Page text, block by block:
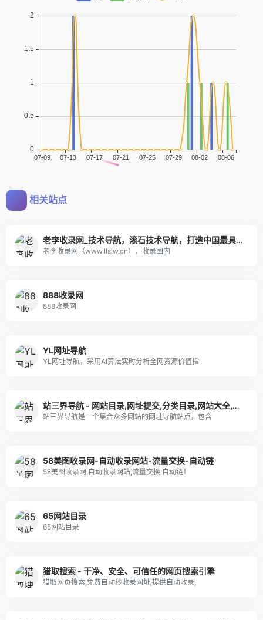
相关站点
老李收录网_技术导航，滚石技术导航，打造中国最具影响力的网站交流和展示平台
老李收录网（www.llslw.cn），收录国内
888收录网
888收录网
YL网址导航
YL网址导航，采用AI算法实时分析全网资源价值指
站三界导航 - 网站目录,网址提交,分类目录,网站大全,名站导航之家
站三界导航是一个集合众多网站的网址导航站点，包含
58美图收录网-自动收录网站-流量交换-自动链
58美图收录网,自动收录网站,流量交换,自动链！
65网站目录
65网站目录
猎取搜索 - 干净、安全、可信任的网页搜索引擎
猎取网页搜索,免费自动秒收录网址,提供自动收录,